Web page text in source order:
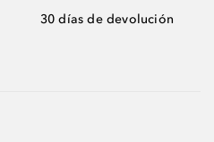
30 días de devolución